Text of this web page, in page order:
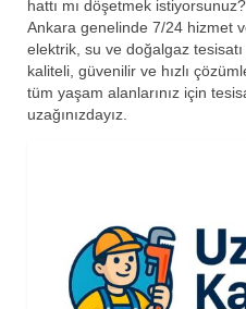
hattı mı döşetmek istiyorsunuz?
Ankara genelinde 7/24 hizmet
elektrik, su ve doğalgaz
kaliteli, güvenilir ve hızlı
tüm yaşam alanlarınız için
uzağınızdayız.